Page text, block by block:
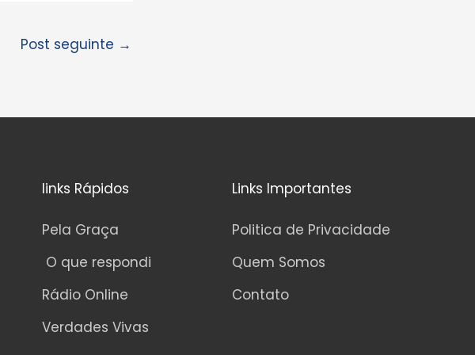
Post seguinte →
links Rápidos
Pela Graça
O que respondi
Rádio Online
Verdades Vivas
Links Importantes
Politica de Privacidade
Quem Somos
Contato